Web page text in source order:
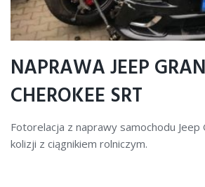
NAPRAWA JEEP
CHEROKEE SRT
Fotorelacja z naprawy samochodu Jeep
kolizji z ciągnikiem rolniczym.